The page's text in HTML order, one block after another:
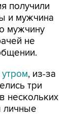
получили
и мужчина
мужчину
не
, из-за
три
нескольких
личные